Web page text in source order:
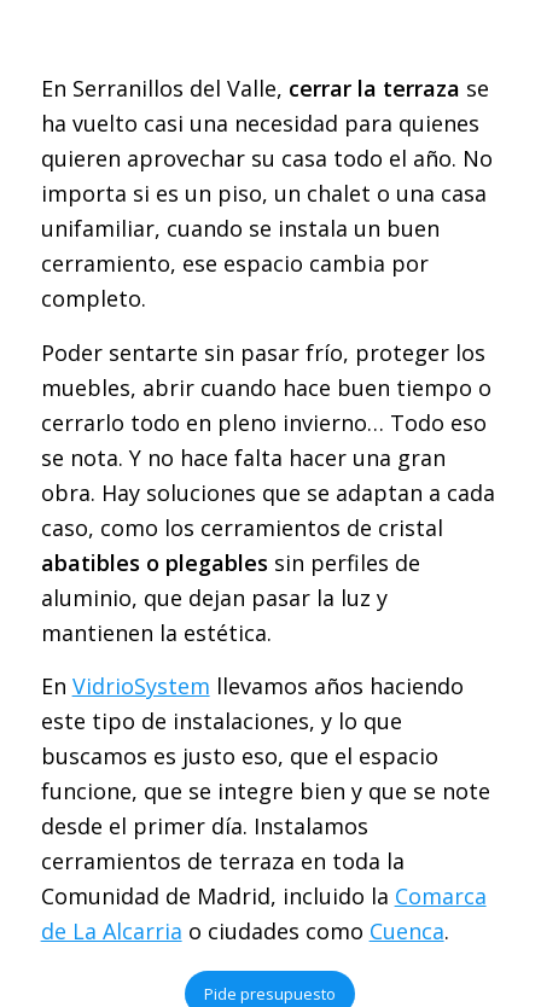
En Serranillos del Valle, cerrar la terraza se
ha vuelto casi una necesidad para quienes
quieren aprovechar su casa todo el año. No
importa si es un piso, un chalet o una casa
unifamiliar, cuando se instala un buen
cerramiento, ese espacio cambia por
completo.
Poder sentarte sin pasar frío, proteger los
muebles, abrir cuando hace buen tiempo o
cerrarlo todo en pleno invierno… Todo eso
se nota. Y no hace falta hacer una gran
obra. Hay soluciones que se adaptan a cada
caso, como los cerramientos de cristal
abatibles o plegables sin perfiles de
aluminio, que dejan pasar la luz y
mantienen la estética.
En VidrioSystem llevamos años haciendo
este tipo de instalaciones, y lo que
buscamos es justo eso, que el espacio
funcione, que se integre bien y que se note
desde el primer día. Instalamos
cerramientos de terraza en toda la
Comunidad de Madrid, incluido la Comarca
de La Alcarria o ciudades como Cuenca.
Pide presupuesto